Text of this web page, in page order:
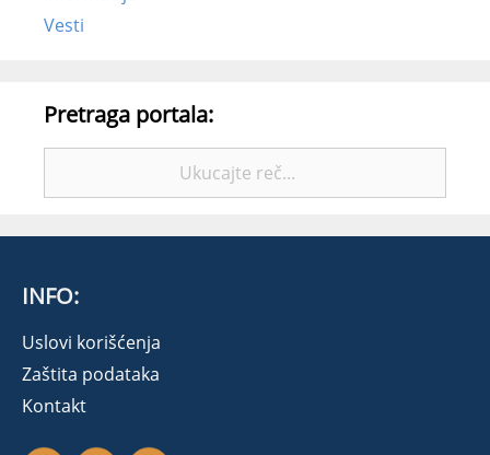
Vesti
Pretraga portala:
INFO:
Uslovi korišćenja
Zaštita podataka
Kontakt